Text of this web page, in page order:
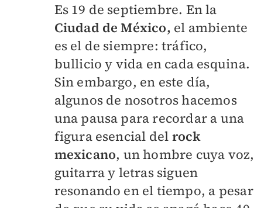
Es 19 de septiembre. En la
Ciudad de México, el ambiente
es el de siempre: tráfico,
bullicio y vida en cada esquina.
Sin embargo, en este día,
algunos de nosotros hacemos
una pausa para recordar a una
figura esencial del rock
mexicano, un hombre cuya voz,
guitarra y letras siguen
resonando en el tiempo, a pesar